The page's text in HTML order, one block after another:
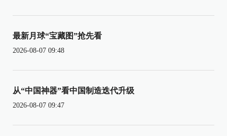
最新月球“宝藏图”抢先看
2026-08-07 09:48
从“中国神器”看中国制造迭代升级
2026-08-07 09:47